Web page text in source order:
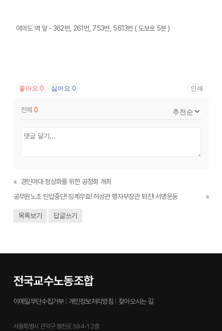
여의도 역 앞 - 362번, 261번, 753번, 5613번 ( 도보로 5분 )
좋아요 0 싫어요0 인쇄
전체 0
«
경인여대 정상화를 위한 공청회 개최
공무원노조 탄압중단! 징계무효! 허성관 행자부장관 퇴진! 서명운동
»
목록보기 답글쓰기
전국교수노동조합
이메일무단수집거부 개인정보처리방침 찾아오시는 길
서울특별시 관악구 봉천로 594-1 2층